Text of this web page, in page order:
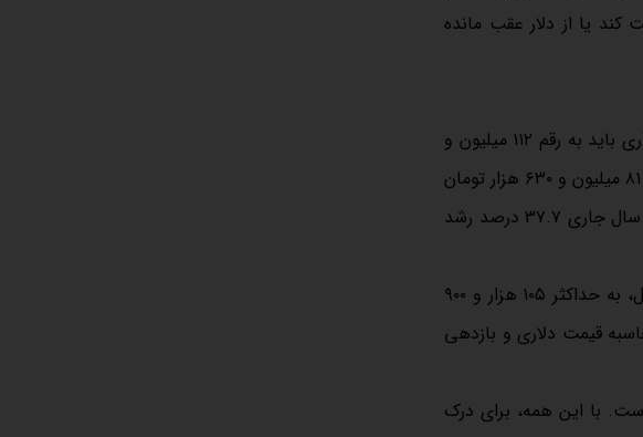
کند یا از دلار عقب مانده
بررسی‌های انجام شده از داده‌های مرکز آمار و محاسبات نشان می‌دهد که متوسط قیمت مسکن در فروردین سال جاری باید به رقم ۱۱۲ میلیون و
۴۰۰ هزار تومان رسیده باشد. این در حالی است که بانک مرکزی، میانگین قیمتی مسکن در فروردین‌ماه سال گذشته را ۸۱ میلیون و ۶۳۰ هزار تومان
اعلام کرده بود. بنابراین بازدهی یک ساله مسکن نشان می‌دهد که قیمت مسکن از فروردین سال گذشته تا فروردین سال جاری ۳۷.۷ درصد رشد
حداکثر قیمت دلار نیز در اولین ماه از سال گذشته ۶۹ هزار و ۵۰۰ تومان بود که با رشد ۵۲.۴ درصدی در طول یک سال، به حداکثر ۱۰۵ هزار و ۹۰۰
قیمت کلی دلار ۶۰ درصده بوده و مبنای محاسبه قیمت دلاری و بازدهی
از رشد قیمت دلار جا مانده است. با این همه، برای درک